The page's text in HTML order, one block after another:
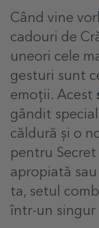
Când vine
cadouri de
uneori cele
gesturi sunt
emoții. Acest
gândit
căldură și o
pentru
apropiată
ta, setul
într-un